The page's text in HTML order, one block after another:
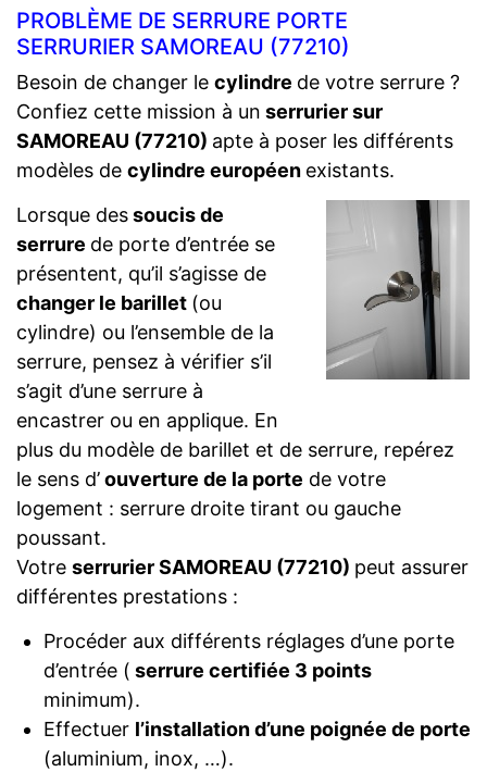
PROBLÈME DE SERRURE PORTE
SERRURIER SAMOREAU (77210)
Besoin de changer le cylindre de votre serrure ?
Confiez cette mission à un serrurier sur
SAMOREAU (77210) apte à poser les différents
modèles de cylindre européen existants.
Lorsque dessoucis de
serrure de porte d’entrée se
présentent, qu’il s’agisse de
changer le barillet (ou
cylindre) ou l’ensemble de la
serrure, pensez à vérifier s’il
s’agit d’une serrure à
encastrer ou en applique. En
plus du modèle de barillet et de serrure, repérez
le sens d’ouverture de la porte de votre
logement : serrure droite tirant ou gauche
poussant.
Votre serrurier SAMOREAU (77210) peut assurer
différentes prestations :
Procéder aux différents réglages d’une porte
d’entrée ( serrure certifiée 3 points
minimum).
Effectuer l’installation d’une poignée de porte
(aluminium, inox, …).